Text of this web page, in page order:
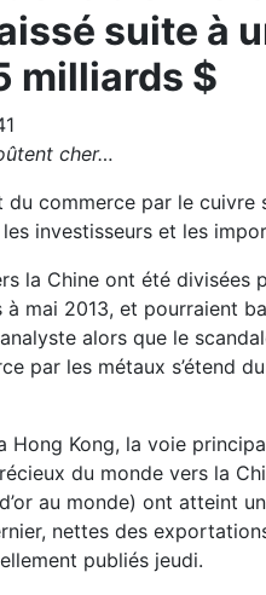
suite à
milliards $
cher…
du commerce par le cuivre
investisseurs et les
la Chine ont été divisées
à mai 2013, et pourraient
alors que le
par les métaux s’étend
Hong Kong, la voie
du monde vers la
au monde) ont atteint
nettes des
publiés jeudi.